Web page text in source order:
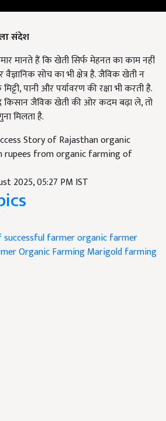
संदेश
मानते हैं कि खेती सिर्फ मेहनत का काम नहीं
सोच का भी क्षेत्र है. जैविक खेती न
पानी और पर्यावरण की रक्षा भी करती है.
किसान जैविक खेती की ओर कदम बढ़ा ले, तो
मिलता है.
Story of Rajasthan organic
rupees from organic farming of
2025, 05:27 PM IST
farmerorganic farmer
Organic FarmingMarigold farming